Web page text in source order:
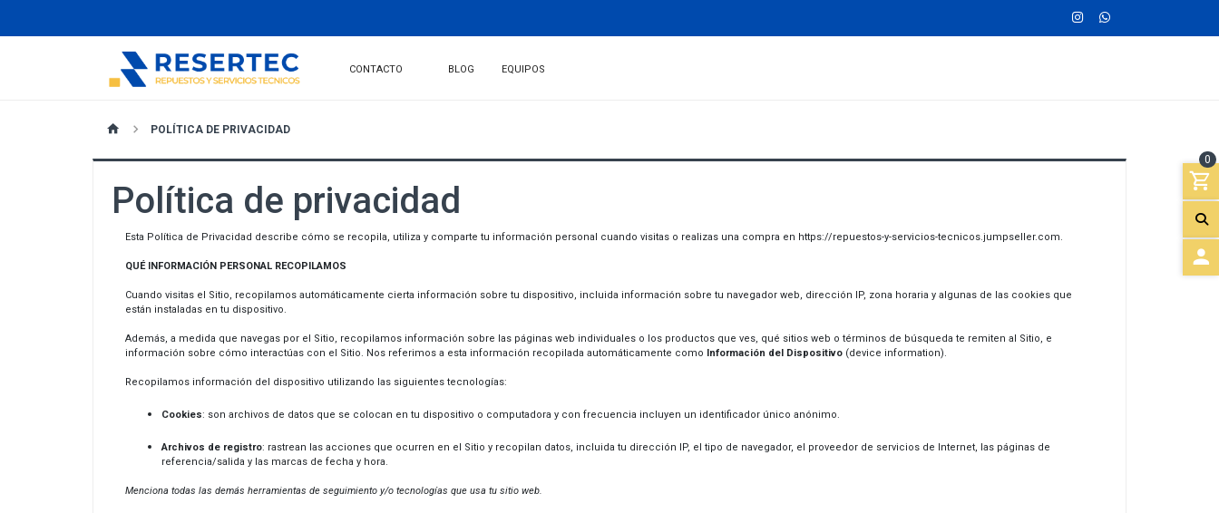
CONTACTO BLOG EQUIPOS
0
POLÍTICA DE PRIVACIDAD
Política de privacidad
Esta Política de Privacidad describe cómo se recopila, utiliza y comparte tu información personal cuando visitas o realizas una compra en https://repuestos-y-servicios-tecnicos.jumpseller.com.
QUÉ INFORMACIÓN PERSONAL RECOPILAMOS
Cuando visitas el Sitio, recopilamos automáticamente cierta información sobre tu dispositivo, incluida información sobre tu navegador web, dirección IP, zona horaria y algunas de las cookies que
están instaladas en tu dispositivo.
Además, a medida que navegas por el Sitio, recopilamos información sobre las páginas web individuales o los productos que ves, qué sitios web o términos de búsqueda te remiten al Sitio, e
información sobre cómo interactúas con el Sitio. Nos referimos a esta información recopilada automáticamente como Información del Dispositivo (device information).
Recopilamos información del dispositivo utilizando las siguientes tecnologías:
Cookies: son archivos de datos que se colocan en tu dispositivo o computadora y con frecuencia incluyen un identificador único anónimo.
Archivos de registro: rastrean las acciones que ocurren en el Sitio y recopilan datos, incluida tu dirección IP, el tipo de navegador, el proveedor de servicios de Internet, las páginas de
referencia/salida y las marcas de fecha y hora.
Menciona todas las demás herramientas de seguimiento y/o tecnologías que usa tu sitio web.